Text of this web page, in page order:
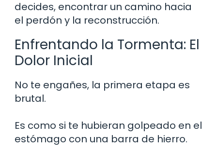
decides, encontrar un camino hacia
el perdón y la reconstrucción.
Enfrentando la Tormenta: El
Dolor Inicial
No te engañes, la primera etapa es
brutal.
Es como si te hubieran golpeado en el
estómago con una barra de hierro.